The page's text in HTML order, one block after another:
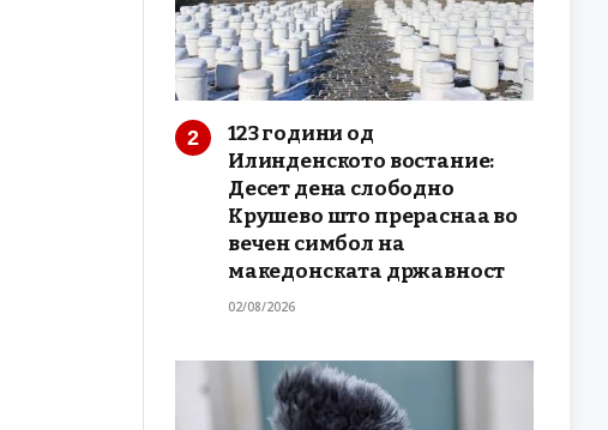
123 години од
Илинденското востание:
Десет дена слободно
Крушево што прераснаа во
вечен симбол на
македонската државност
02/08/2026